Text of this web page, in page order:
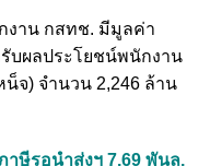
งาน กสทช. มีมูลค่า
บผลประโยชน์พนักงาน
น็จ) จำนวน 2,246 ล้าน
าษีรอนำส่งฯ 7.69 พันล.